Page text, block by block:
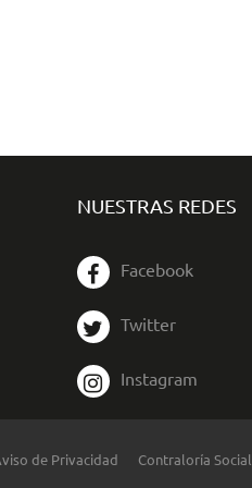
NUESTRAS REDES
Facebook
Twitter
Instagram
de Privacidad Contraloría Social